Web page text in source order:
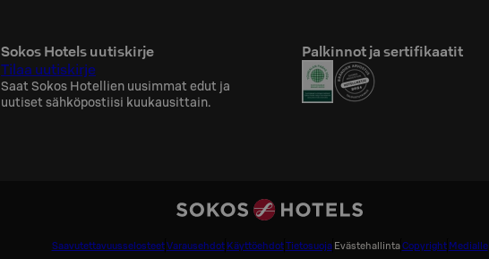
Sokos Hotels uutiskirje
Tilaa uutiskirje
Saat Sokos Hotellien uusimmat edut ja
uutiset sähköpostiisi kuukausittain.
Palkinnot ja sertifikaatit
SaavutettavuusselosteetVarausehdot KäyttöehdotTietosuoja EvästehallintaCopyright Medialle